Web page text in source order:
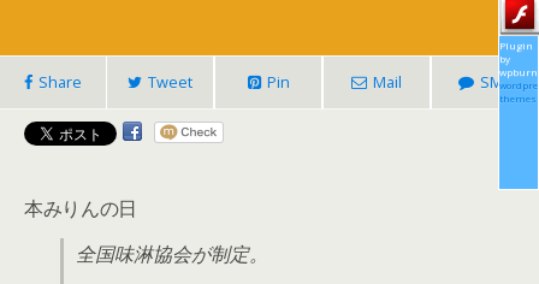
Share Tweet Pin Mail SMS
本みりんの日
全国味淋協会が制定。
Plugin
by
themes